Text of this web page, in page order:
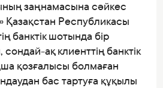
заңнамасына сәйкес
Қазақстан Республикасы
банктік шотында бір
ақ клиенттің банктік
қозғалысы болмаған
бас тартуға құқылы